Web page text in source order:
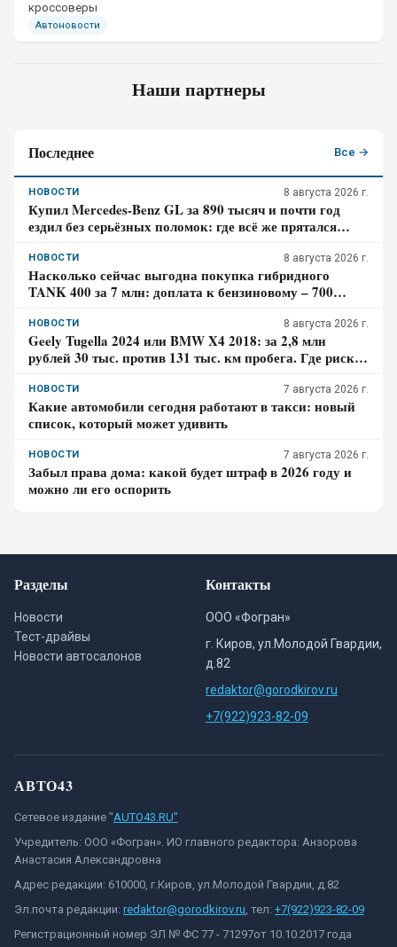
кроссоверы
Автоновости
Наши партнеры
Последнее Все →
НОВОСТИ 8 августа 2026 г.
Купил Mercedes-Benz GL за 890 тысяч и почти год
ездил без серьёзных поломок: где всё же прятался
НОВОСТИ 8 августа 2026 г.
Насколько сейчас выгодна покупка гибридного
TANK 400 за 7 млн: доплата к бензиновому – 700
НОВОСТИ 8 августа 2026 г.
Geely Tugella 2024 или BMW X4 2018: за 2,8 млн
рублей 30 тыс. против 131 тыс. км пробега. Где риск
НОВОСТИ 7 августа 2026 г.
Какие автомобили сегодня работают в такси: новый
список, который может удивить
НОВОСТИ 7 августа 2026 г.
Забыл права дома: какой будет штраф в 2026 году и
можно ли его оспорить
Разделы
Новости
Тест-драйвы
Новости автосалонов
Контакты
ООО «Фогран»
г. Киров, ул.Молодой Гвардии,
д.82
redaktor@gorodkirov.ru
+7(922)923-82-09
АВТО43
Сетевое издание "AUTO43.RU"
Учредитель: ООО «Фогран». ИО главного редактора: Анзорова
Анастасия Александровна
Адрес редакции: 610000, г.Киров, ул.Молодой Гвардии, д.82
Эл.почта редакции: redaktor@gorodkirov.ru, тел: +7(922)923-82-09
Регистрационный номер ЭЛ № ФС 77 - 71297от 10.10.2017 года